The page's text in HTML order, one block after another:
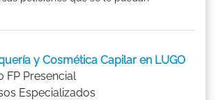
y Cosmética Capilar en LUGO
FP Presencial
Especializados